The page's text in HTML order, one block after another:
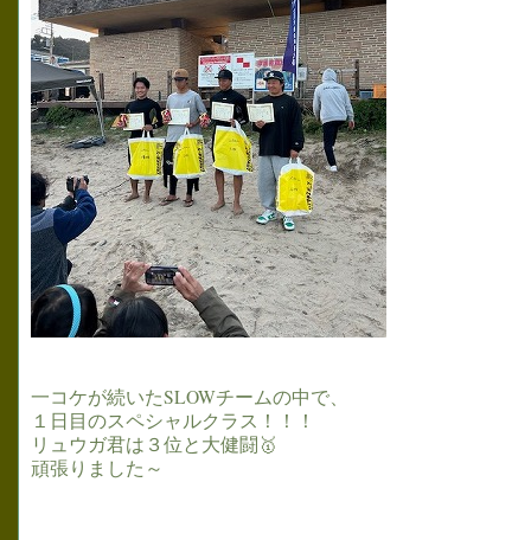
一コケが続いたSLOWチームの中で、
１日目のスペシャルクラス！！！
リュウガ君は３位と大健闘🥇
頑張りました～